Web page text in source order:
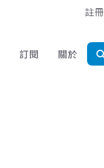
註冊
訂閱 關於